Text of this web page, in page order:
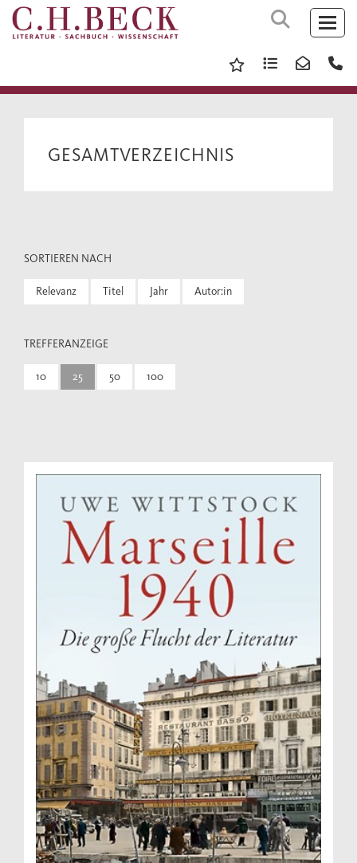
GESAMTVERZEICHNIS
SORTIEREN NACH
Relevanz Titel Jahr Autor:in
TREFFERANZEIGE
10 25 50 100